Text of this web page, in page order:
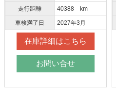
走行距離 40388 km
車検満了日 2027年3月
在庫詳細はこちら
お問い合せ